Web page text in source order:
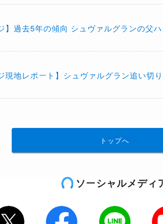
】過去5年の傾向 シュヴァルグランの父
現地レポート】シュヴァルグラン追い切
トップへ
ソーシャルメディ